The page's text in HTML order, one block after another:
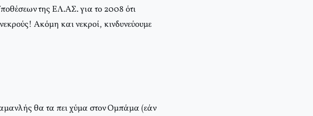
της ΕΛ.ΑΣ. για το 2008 ότι
Ακόμη και νεκροί, κινδυνεύουμε
θα τα πει χύμα στον Ομπάμα (εάν